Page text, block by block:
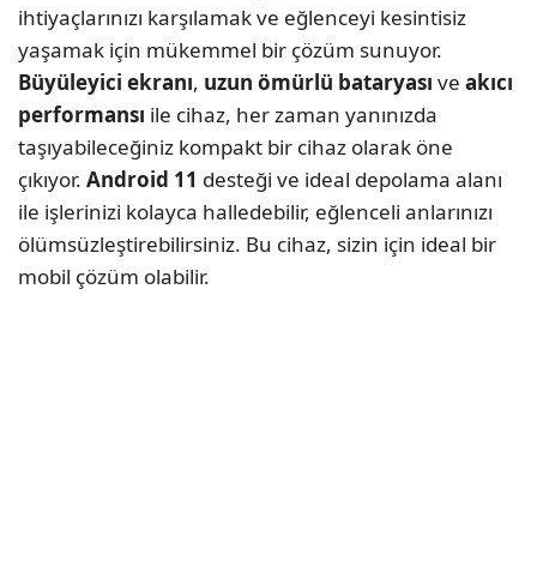
ihtiyaçlarınızı karşılamak ve eğlenceyi kesintisiz
yaşamak için mükemmel bir çözüm sunuyor.
Büyüleyici ekranı, uzun ömürlü bataryası ve akıcı
performansı ile cihaz, her zaman yanınızda
taşıyabileceğiniz kompakt bir cihaz olarak öne
çıkıyor. Android 11 desteği ve ideal depolama alanı
ile işlerinizi kolayca halledebilir, eğlenceli anlarınızı
ölümsüzleştirebilirsiniz. Bu cihaz, sizin için ideal bir
mobil çözüm olabilir.